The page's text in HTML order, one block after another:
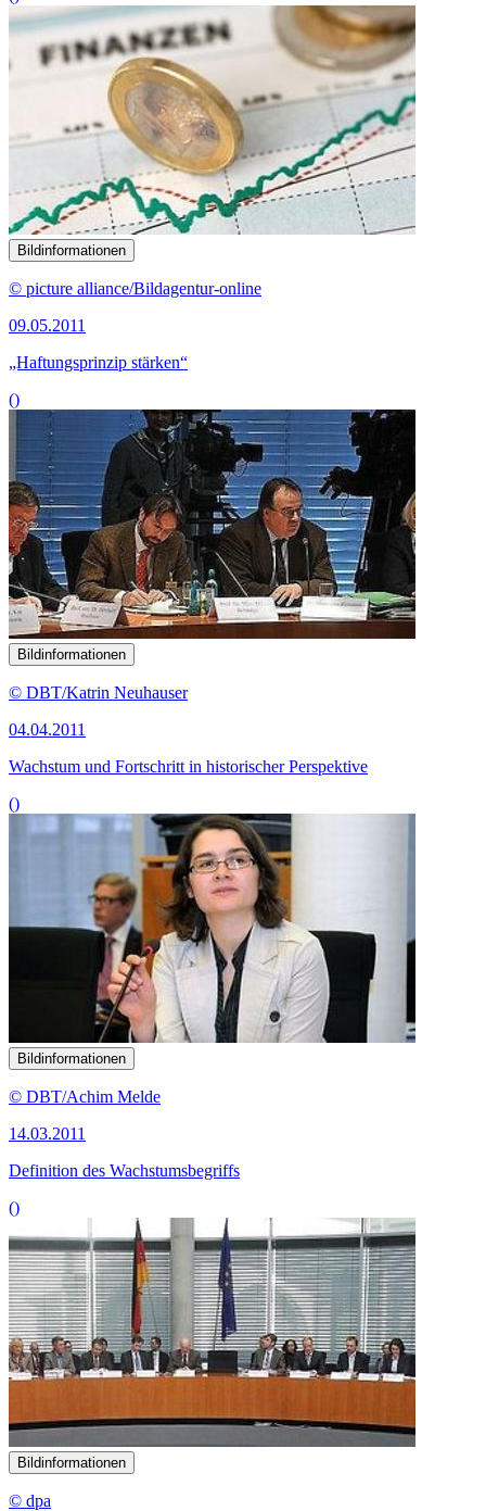
Bildinformationen
© picture alliance/Bildagentur-online
09.05.2011
„Haftungsprinzip stärken“
()
Bildinformationen
© DBT/Katrin Neuhauser
04.04.2011
Wachstum und Fortschritt in historischer Perspektive
()
Bildinformationen
© DBT/Achim Melde
14.03.2011
Definition des Wachstumsbegriffs
()
Bildinformationen
© dpa